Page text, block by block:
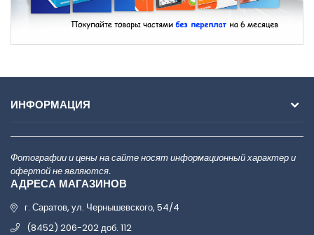
ИНФОРМАЦИЯ
Фотографии и цены на сайте носят информационный характер и
офертой не являются.
АДРЕСА МАГАЗИНОВ
г. Саратов, ул. Чернышевского, 54/4
(8452) 206-202 доб. 112